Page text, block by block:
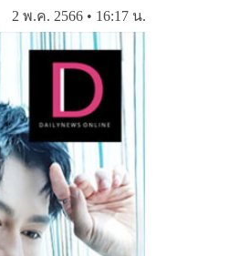
2 พ.ค. 2566 • 16:17 น.